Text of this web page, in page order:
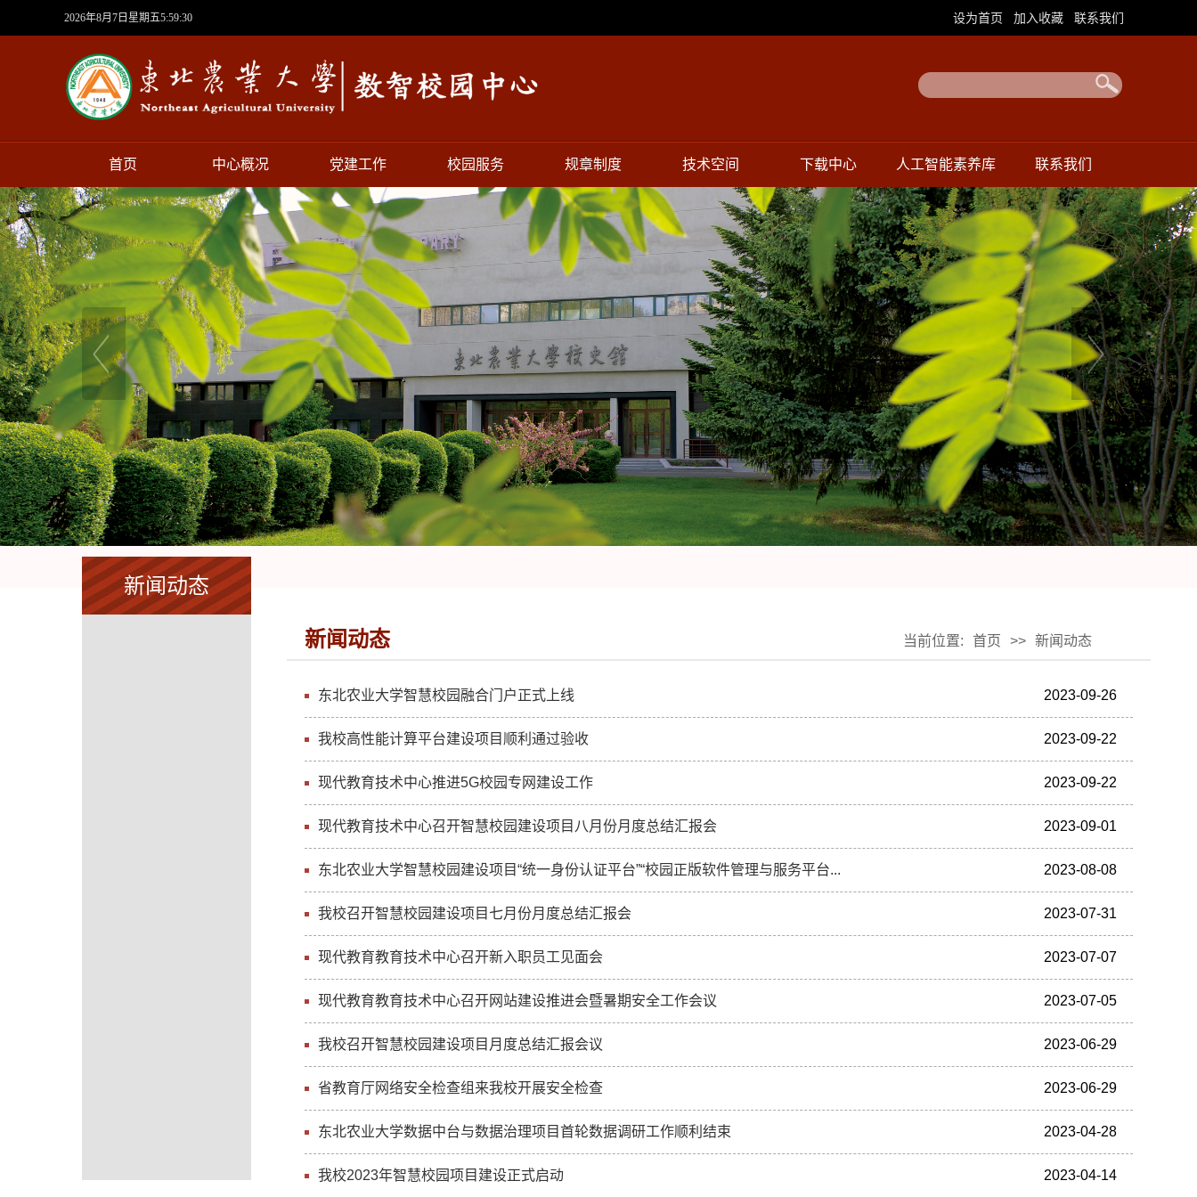
2026年8月7日星期五5:59:31 设为首页 加入收藏 联系我们
首页 中心概况 党建工作 校园服务 规章制度 技术空间 下载中心 人工智能素养库 联系我们
新闻动态
新闻动态 当前位置: 首页 >> 新闻动态
东北农业大学智慧校园融合门户正式上线 2023-09-26
我校高性能计算平台建设项目顺利通过验收 2023-09-22
现代教育技术中心推进5G校园专网建设工作 2023-09-22
现代教育技术中心召开智慧校园建设项目八月份月度总结汇报会 2023-09-01
东北农业大学智慧校园建设项目“统一身份认证平台”“校园正版软件管理与服务平台... 2023-08-08
我校召开智慧校园建设项目七月份月度总结汇报会 2023-07-31
现代教育教育技术中心召开新入职员工见面会 2023-07-07
现代教育教育技术中心召开网站建设推进会暨暑期安全工作会议 2023-07-05
我校召开智慧校园建设项目月度总结汇报会议 2023-06-29
省教育厅网络安全检查组来我校开展安全检查 2023-06-29
东北农业大学数据中台与数据治理项目首轮数据调研工作顺利结束 2023-04-28
我校2023年智慧校园项目建设正式启动 2023-04-14